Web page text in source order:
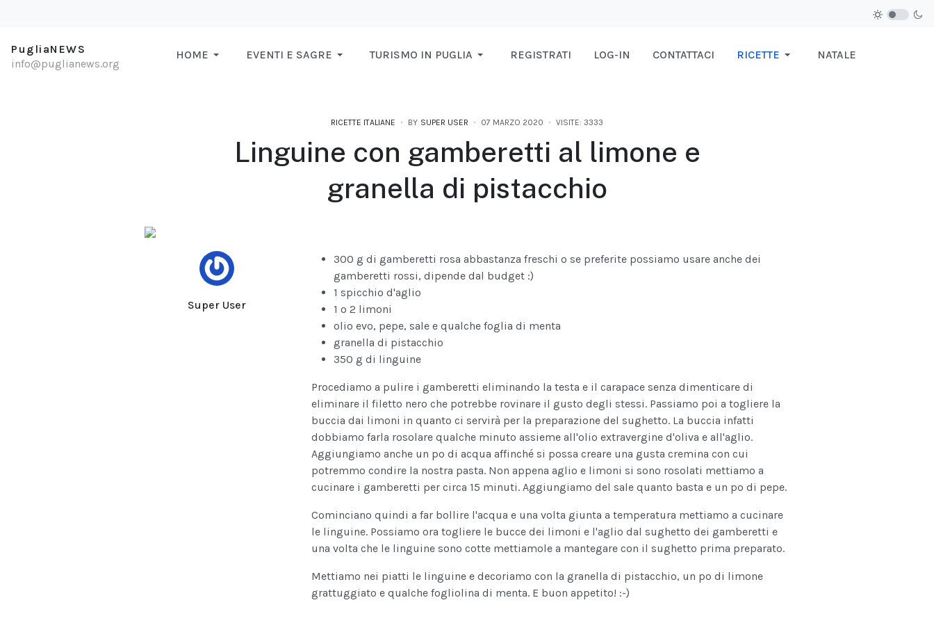
PugliaNEWS
info@puglianews.org
HOME EVENTI E SAGRE TURISMO IN PUGLIA REGISTRATI LOG-IN CONTATTACI RICETTE NATALE
RICETTE ITALIANE BY SUPER USER 07 MARZO 2020 VISITE: 3333
Linguine con gamberetti al limone e
granella di pistacchio
Super User
300 g di gamberetti rosa abbastanza freschi o se preferite possiamo usare anche dei
gamberetti rossi, dipende dal budget :)
1 spicchio d'aglio
1 o 2 limoni
olio evo, pepe, sale e qualche foglia di menta
granella di pistacchio
350 g di linguine
Procediamo a pulire i gamberetti eliminando la testa e il carapace senza dimenticare di
eliminare il filetto nero che potrebbe rovinare il gusto degli stessi. Passiamo poi a togliere la
buccia dai limoni in quanto ci servirà per la preparazione del sughetto. La buccia infatti
dobbiamo farla rosolare qualche minuto assieme all'olio extravergine d'oliva e all'aglio.
Aggiungiamo anche un po di acqua affinché si possa creare una gusta cremina con cui
potremmo condire la nostra pasta. Non appena aglio e limoni si sono rosolati mettiamo a
cucinare i gamberetti per circa 15 minuti. Aggiungiamo del sale quanto basta e un po di pepe.
Cominciano quindi a far bollire l'acqua e una volta giunta a temperatura mettiamo a cucinare
le linguine. Possiamo ora togliere le bucce dei limoni e l'aglio dal sughetto dei gamberetti e
una volta che le linguine sono cotte mettiamole a mantegare con il sughetto prima preparato.
Mettiamo nei piatti le linguine e decoriamo con la granella di pistacchio, un po di limone
grattuggiato e qualche fogliolina di menta. E buon appetito! :-)